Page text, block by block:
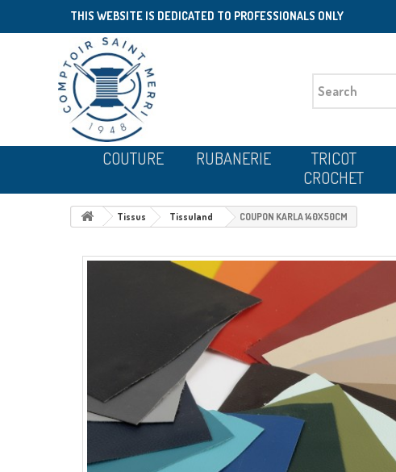
THIS WEBSITE IS DEDICATED TO PROFESSIONALS ONLY
COUTURE RUBANERIE
TRICOT
CROCHET
Tissus Tissuland COUPON KARLA 140X50CM